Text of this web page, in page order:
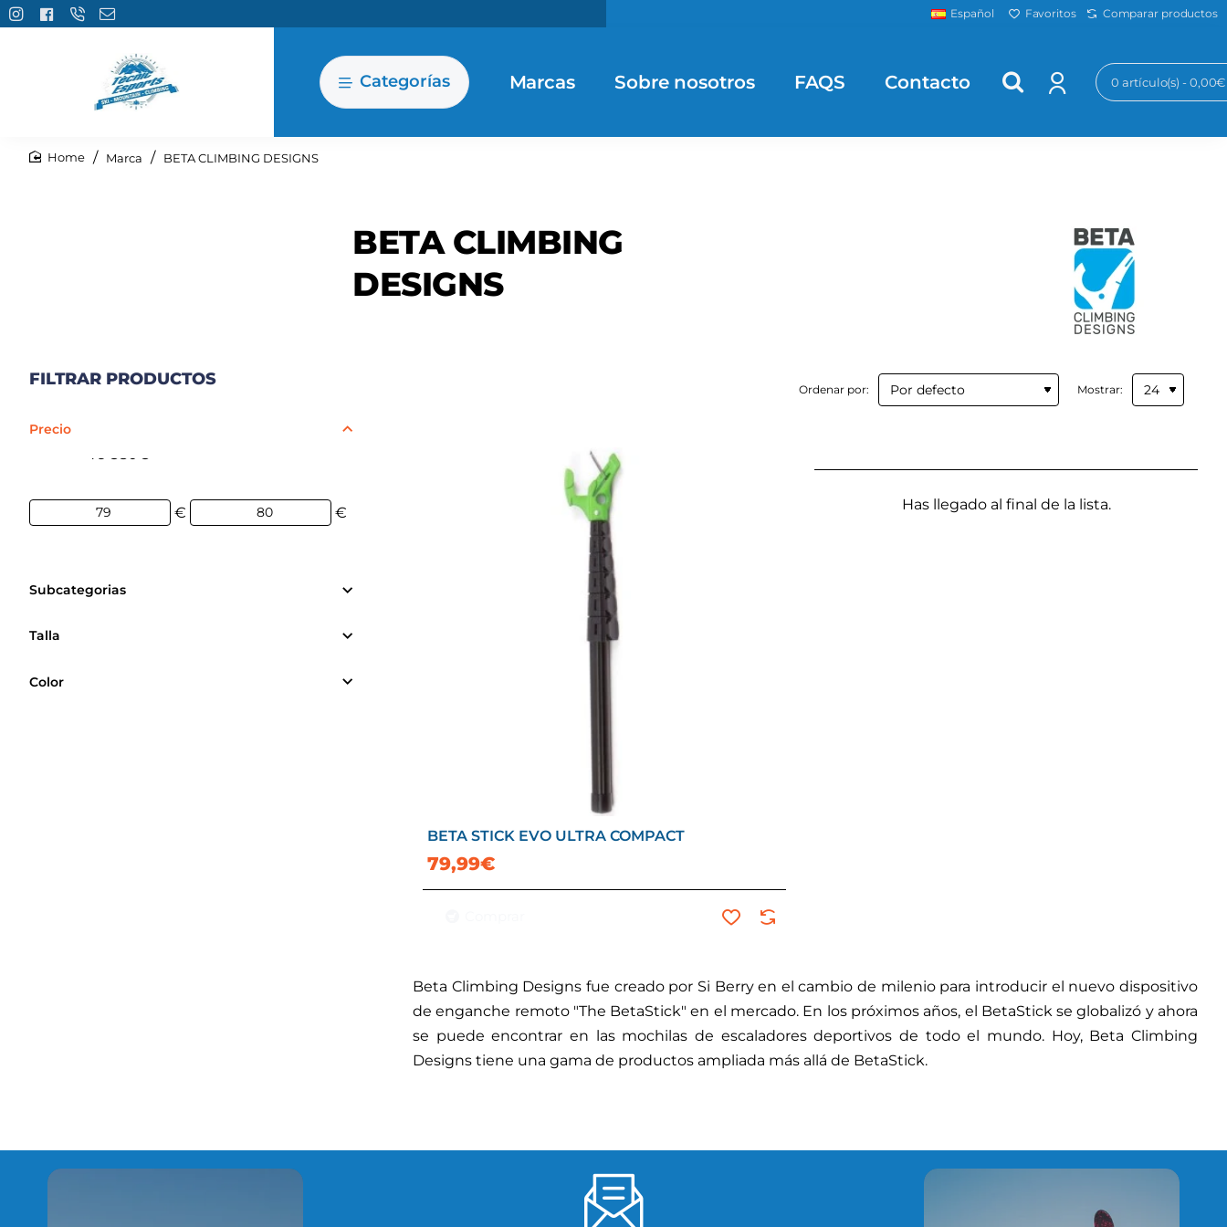
Español Favoritos Comparar productos
Categorías Marcas Sobre nosotros FAQS Contacto 0 artículo(s) - 0,00€
Marca BETA CLIMBING DESIGNS
BETA CLIMBING
DESIGNS
FILTRAR PRODUCTOS
Precio
79€80€
€ €
Subcategorias
Talla
Color
Ordenar por: Mostrar:
BETA STICK EVO ULTRA COMPACT
79,99€
Has llegado al final de la lista.
Beta Climbing Designs fue creado por Si Berry en el cambio de milenio para introducir el nuevo dispositivo
de enganche remoto "The BetaStick" en el mercado. En los próximos años, el BetaStick se globalizó y ahora
se puede encontrar en las mochilas de escaladores deportivos de todo el mundo. Hoy, Beta Climbing
Designs tiene una gama de productos ampliada más allá de BetaStick.